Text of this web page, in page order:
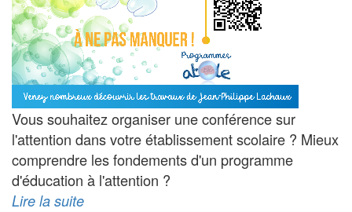
Vous souhaitez organiser une conférence sur
l'attention dans votre établissement scolaire ? Mieux
comprendre les fondements d'un programme
d'éducation à l'attention ?
Lire la suite